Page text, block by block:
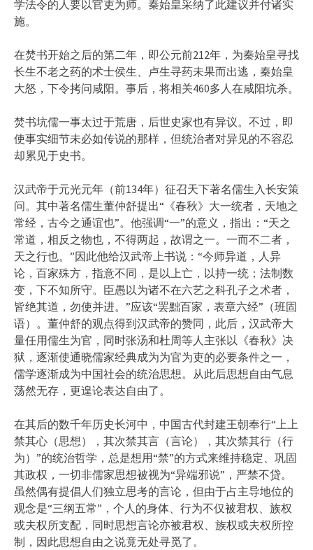
学法令的人要以官吏为师。秦始皇采纳了此建议并付诸实
施。
在焚书开始之后的第二年，即公元前212年，为秦始皇寻找
长生不老之药的术士侯生、卢生寻药未果而出逃，秦始皇
大怒，下令拷问咸阳。事后，将相关460多人在咸阳坑杀。
焚书坑儒一事太过于荒唐，后世史家也有异议。不过，即
使事实细节未必如传说的那样，但统治者对异见的不容忍
却累见于史书。
汉武帝于元光元年（前134年）征召天下著名儒生入长安策
问。其中著名儒生董仲舒提出“《春秋》大一统者，天地之
常经，古今之通谊也”。他强调“一”的意义，指出：“天之
常道，相反之物也，不得两起，故谓之一。一而不二者，
天之行也。”因此他给汉武帝上书说：“今师异道，人异
论，百家殊方，指意不同，是以上亡，以持一统；法制数
变，下不知所守。臣愚以为诸不在六艺之科孔子之术者，
皆绝其道，勿使并进。”应该“罢黜百家，表章六经”（班固
语）。董仲舒的观点得到汉武帝的赞同，此后，汉武帝大
量任用儒生为官，同时张汤和杜周等人主张以《春秋》决
狱，逐渐使通晓儒家经典成为为官为吏的必要条件之一，
儒学逐渐成为中国社会的统治思想。从此后思想自由气息
荡然无存，更遑论表达自由了。
在其后的数千年历史长河中，中国古代封建王朝奉行“上上
禁其心（思想），其次禁其言（言论），其次禁其行（行
为）”的统治哲学，总是想用“禁”的方式来维持稳定、巩固
其政权，一切非儒家思想被视为“异端邪说”，严禁不贷。
虽然偶有提倡人们独立思考的言论，但由于占主导地位的
观念是“三纲五常”，个人的身体、行为不仅被君权、族权
或夫权所支配，同时思想言论亦被君权、族权或夫权所控
制，因此思想自由之说竟无处寻觅了。